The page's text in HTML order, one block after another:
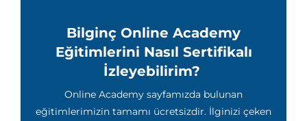
Bilginç Online Academy
Eğitimlerini Nasıl Sertifikalı
İzleyebilirim?
Online Academy sayfamızda bulunan
eğitimlerimizin tamamı ücretsizdir. İlginizi çeken